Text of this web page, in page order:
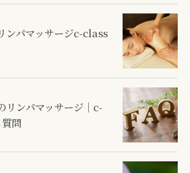
ンパマッサージc-class
リンパマッサージ｜c-
問